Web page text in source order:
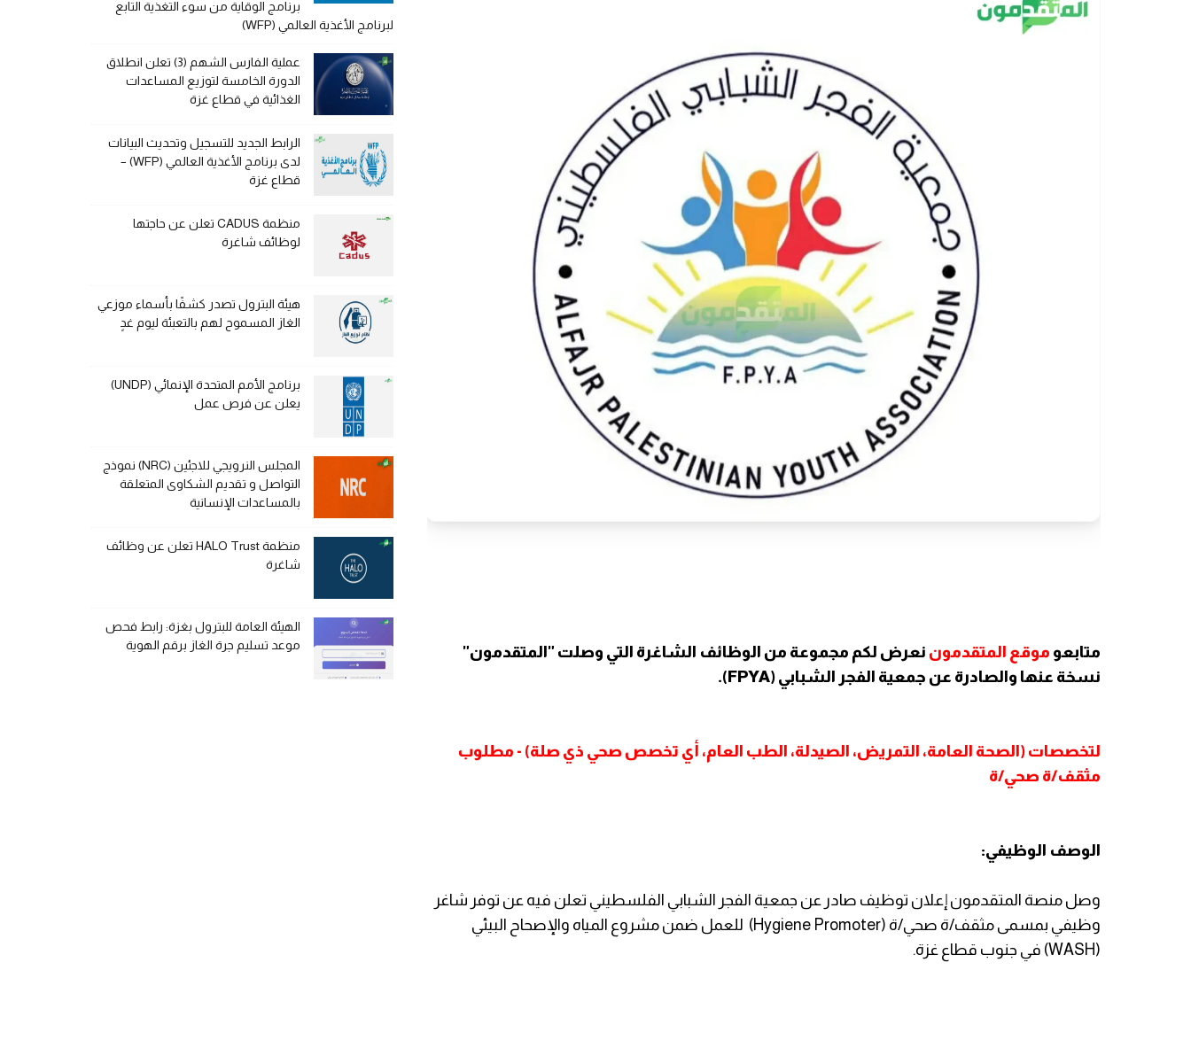
متابعو موقع المتقدمون نعرض لكم مجموعة من الوظائف الشاغرة التي وصلت "المتقدمون"
نسخة عنها والصادرة عن جمعية الفجر الشبابي (FPYA).
لتخصصات (الصحة العامة، التمريض، الصيدلة، الطب العام، أي تخصص صحي ذي صلة) - مطلوب
مثقف/ة صحي/ة
الوصف الوظيفي:
وصل منصة المتقدمون إعلان توظيف صادر عن جمعية الفجر الشبابي الفلسطيني تعلن فيه عن توفر شاغر
وظيفي بمسمى مثقف/ة صحي/ة (Hygiene Promoter) للعمل ضمن مشروع المياه والإصحاح البيئي
(WASH) في جنوب قطاع غزة.
برنامج الوقاية من سوء التغذية التابع
لبرنامج الأغذية العالمي (WFP)
عملية الفارس الشهم (3) تعلن انطلاق
الدورة الخامسة لتوزيع المساعدات
الغذائية في قطاع غزة
الرابط الجديد للتسجيل وتحديث البيانات
لدى برنامج الأغذية العالمي (WFP) –
قطاع غزة
منظمة CADUS تعلن عن حاجتها
لوظائف شاغرة
هيئة البترول تصدر كشفًا بأسماء موزعي
الغاز المسموح لهم بالتعبئة ليوم غدٍ
برنامج الأمم المتحدة الإنمائي (UNDP)
يعلن عن فرص عمل
المجلس النرويجي للاجئين (NRC) نموذج
التواصل و تقديم الشكاوى المتعلقة
بالمساعدات الإنسانية
منظمة HALO Trust تعلن عن وظائف
شاغرة
الهيئة العامة للبترول بغزة: رابط فحص
موعد تسليم جرة الغاز برقم الهوية